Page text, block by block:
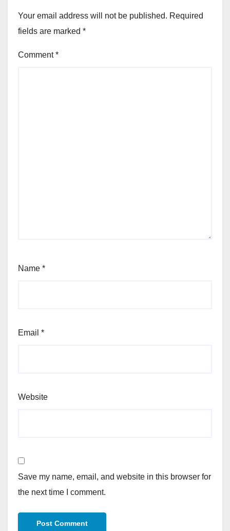
Your email address will not be published. Required
fields are marked *
Comment*
Name *
Email *
Website
Save my name, email, and website in this browser for
the next time I comment.